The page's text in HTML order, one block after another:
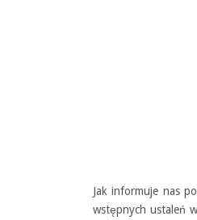
Jak informuje nas
wstępnych ustaleń